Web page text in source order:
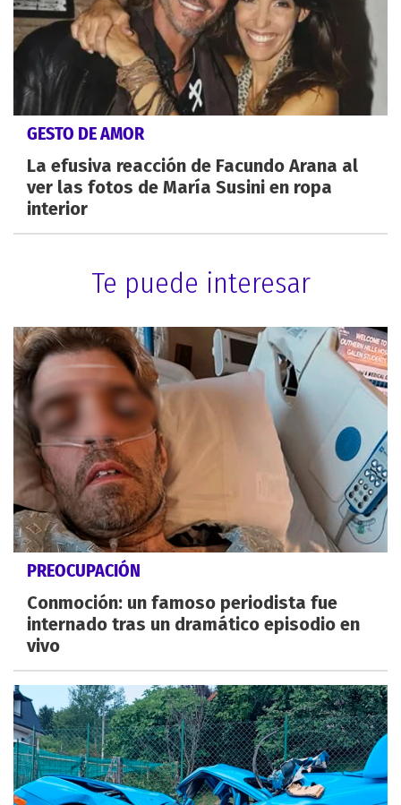
GESTO DE AMOR
La efusiva reacción de Facundo Arana al
ver las fotos de María Susini en ropa
interior
Te puede interesar
PREOCUPACIÓN
Conmoción: un famoso periodista fue
internado tras un dramático episodio en
vivo